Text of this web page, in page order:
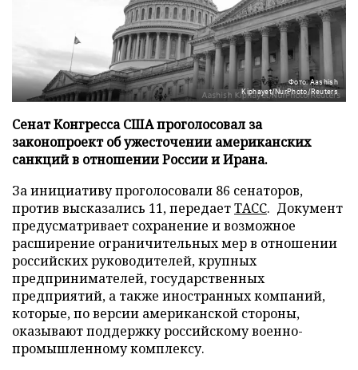
Фото: Aashish
Kiphayet/NurPhoto/Reuters
Сенат Конгресса США проголосовал за
законопроект об ужесточении американских
санкций в отношении России и Ирана.
За инициативу проголосовали 86 сенаторов,
против высказались 11, передаетТАСС. Документ
предусматривает сохранение и возможное
расширение ограничительных мер в отношении
российских руководителей, крупных
предпринимателей, государственных
предприятий, а также иностранных компаний,
которые, по версии американской стороны,
оказывают поддержку российскому военно-
промышленному комплексу.